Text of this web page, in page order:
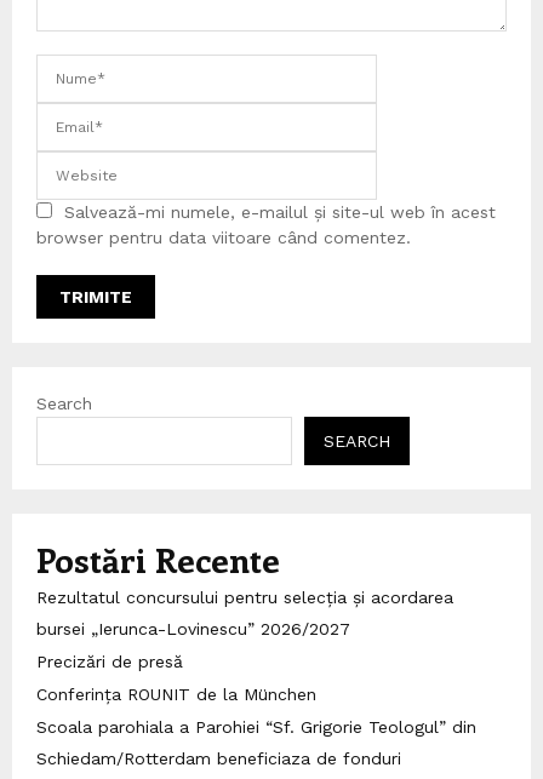
Salvează-mi numele, e-mailul și site-ul web în acest
browser pentru data viitoare când comentez.
Search
SEARCH
Postări Recente
Rezultatul concursului pentru selecția și acordarea
bursei „Ierunca-Lovinescu” 2026/2027
Precizări de presă
Conferința ROUNIT de la München
Scoala parohiala a Parohiei “Sf. Grigorie Teologul” din
Schiedam/Rotterdam beneficiaza de fonduri